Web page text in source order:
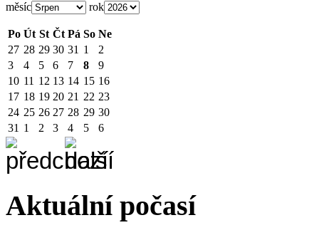
měsíc rok
Po Út St Čt Pá So Ne
27 28 29 30 31 1
2
3
4 5 6 7 8
9
10 11 12 13 14 15 16
17 18 19 20 21 22 23
24 25 26 27 28 29 30
31 1 2 3 4 5 6
Aktuální počasí